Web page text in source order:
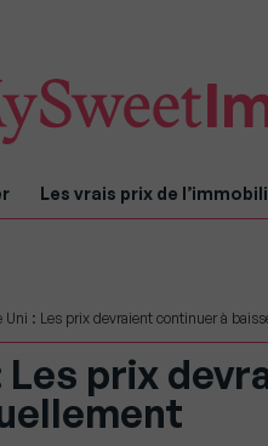
Les vrais prix de
Uni : Les prix devraient continuer à
Les prix